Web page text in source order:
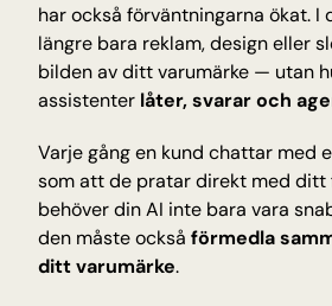
Blogg
Insikter och tips från
Uppdateringar
Håll dig uppdaterad med
Plattform
Upptäck vår
Teknologi
AI för precision, tillförlitlighet
har också förväntningarna ökat. I
längre bara reklam, design eller
bilden av ditt varumärke — utan
assistenter låter, svarar och
Varje gång en kund chattar med
som att de pratar direkt med ditt
behöver din AI inte bara vara
den måste också förmedla
ditt varumärke.